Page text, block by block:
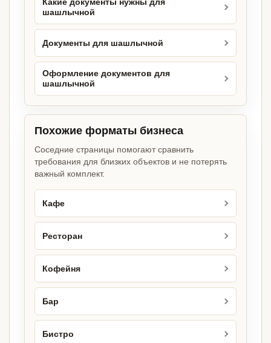
Какие документы нужны для
шашлычной
Документы для шашлычной
Оформление документов для
шашлычной
Похожие форматы бизнеса
Соседние страницы помогают сравнить
требования для близких объектов и не потерять
важный комплект.
Кафе
Ресторан
Кофейня
Бар
Бистро